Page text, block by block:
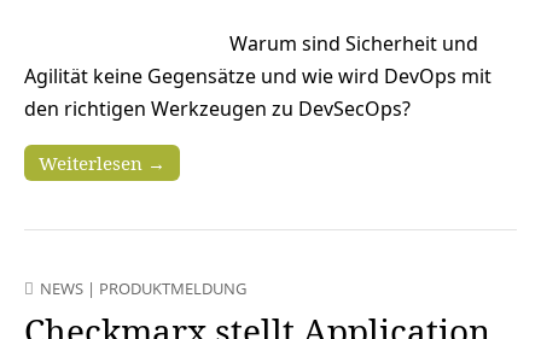
Warum sind Sicherheit und
Agilität keine Gegensätze und wie wird DevOps mit
den richtigen Werkzeugen zu DevSecOps?
Weiterlesen →
NEWS | PRODUKTMELDUNG